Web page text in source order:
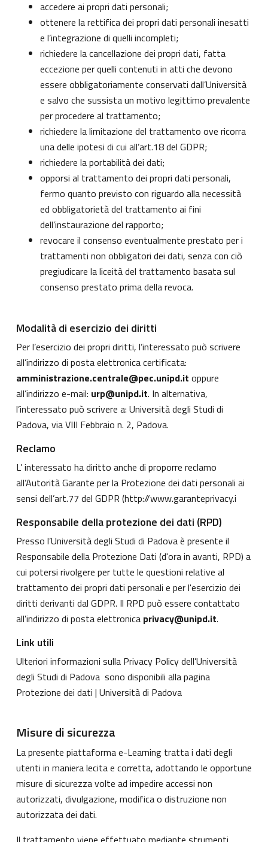
accedere ai propri dati personali;
ottenere la rettifica dei propri dati personali inesatti
e l’integrazione di quelli incompleti;
richiedere la cancellazione dei propri dati, fatta
eccezione per quelli contenuti in atti che devono
essere obbligatoriamente conservati dall’Università
e salvo che sussista un motivo legittimo prevalente
per procedere al trattamento;
richiedere la limitazione del trattamento ove ricorra
una delle ipotesi di cui all’art.18 del GDPR;
richiedere la portabilità dei dati;
opporsi al trattamento dei propri dati personali,
fermo quanto previsto con riguardo alla necessità
ed obbligatorietà del trattamento ai fini
dell’instaurazione del rapporto;
revocare il consenso eventualmente prestato per i
trattamenti non obbligatori dei dati, senza con ciò
pregiudicare la liceità del trattamento basata sul
consenso prestato prima della revoca.
Modalità di esercizio dei diritti
Per l’esercizio dei propri diritti, l’interessato può scrivere
all’indirizzo di posta elettronica certificata:
amministrazione.centrale@pec.unipd.it oppure
all’indirizzo e-mail: urp@unipd.it. In alternativa,
l’interessato può scrivere a: Università degli Studi di
Padova, via VIII Febbraio n. 2, Padova.
Reclamo
L’ interessato ha diritto anche di proporre reclamo
all’Autorità Garante per la Protezione dei dati personali ai
sensi dell’art.77 del GDPR (http://www.garanteprivacy.i
Responsabile della protezione dei dati (RPD)
Presso l’Università degli Studi di Padova è presente il
Responsabile della Protezione Dati (d'ora in avanti, RPD) a
cui potersi rivolgere per tutte le questioni relative al
trattamento dei propri dati personali e per l'esercizio dei
diritti derivanti dal GDPR. Il RPD può essere contattato
all'indirizzo di posta elettronica privacy@unipd.it.
Link utili
Ulteriori informazioni sulla Privacy Policy dell’Università
degli Studi di Padova sono disponibili alla pagina
Protezione dei dati | Università di Padova
Misure di sicurezza
La presente piattaforma e-Learning tratta i dati degli
utenti in maniera lecita e corretta, adottando le opportune
misure di sicurezza volte ad impedire accessi non
autorizzati, divulgazione, modifica o distruzione non
autorizzata dei dati.